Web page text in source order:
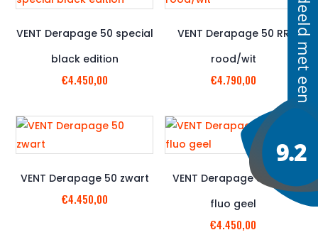
VENT Derapage 50 special
black edition
€4.450,00
VENT Derapage 50 RR
rood/wit
€4.790,00
VENT Derapage 50 zwart
€4.450,00
VENT Derapage 50 wit /
fluo geel
€4.450,00